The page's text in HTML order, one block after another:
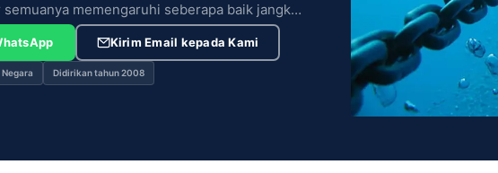
memengaruhi seberapa baik jangkar
Kirim Email kepada Kami
Didirikan tahun 2008